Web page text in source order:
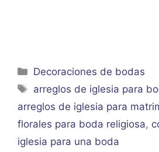
Categorías
Decoraciones de bodas
Etiquetas
arreglos de iglesia para
arreglos de iglesia para
florales para boda religiosa,
iglesia para una boda